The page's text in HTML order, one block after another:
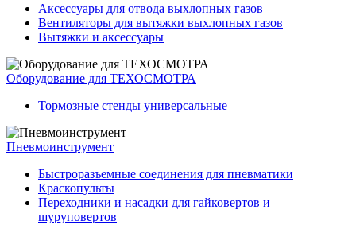
Аксессуары для отвода выхлопных газов
Вентиляторы для вытяжки выхлопных газов
Вытяжки и аксессуары
Оборудование для ТЕХОСМОТРА
Тормозные стенды универсальные
Пневмоинструмент
Быстроразъемные соединения для пневматики
Краскопульты
Переходники и насадки для гайковертов и
шуруповертов